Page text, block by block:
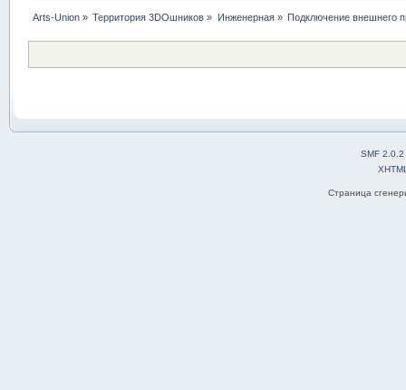
Arts-Union » Территория 3DOшников » Инженерная» Подключение внешнего
SMF 2.0.2
Страница